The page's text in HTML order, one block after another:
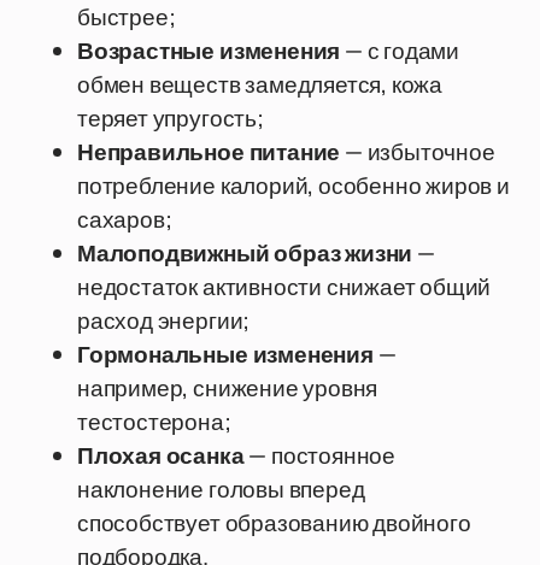
быстрее;
Возрастные изменения — с годами
обмен веществ замедляется, кожа
теряет упругость;
Неправильное питание — избыточное
потребление калорий, особенно жиров и
сахаров;
Малоподвижный образ жизни —
недостаток активности снижает общий
расход энергии;
Гормональные изменения —
например, снижение уровня
тестостерона;
Плохая осанка— постоянное
наклонение головы вперед
способствует образованию двойного
подбородка.